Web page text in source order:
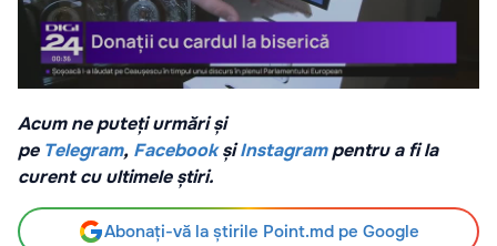
Acum ne puteți urmări și
pe Telegram, FacebookșiInstagrampentru a fi la
curent cu ultimele știri.
Abonați-vă la știrile Point.md pe Google